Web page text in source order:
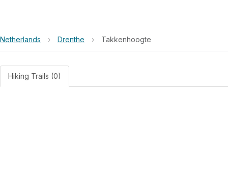
Netherlands › Drenthe › Takkenhoogte
Hiking Trails (0)